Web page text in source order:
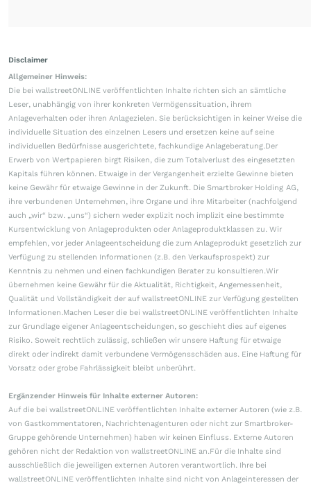
Disclaimer
Allgemeiner Hinweis:
Die bei wallstreetONLINE veröffentlichten Inhalte richten sich an sämtliche
Leser, unabhängig von ihrer konkreten Vermögenssituation, ihrem
Anlageverhalten oder ihren Anlagezielen. Sie berücksichtigen in keiner Weise die
individuelle Situation des einzelnen Lesers und ersetzen keine auf seine
individuellen Bedürfnisse ausgerichtete, fachkundige Anlageberatung.Der
Erwerb von Wertpapieren birgt Risiken, die zum Totalverlust des eingesetzten
Kapitals führen können. Etwaige in der Vergangenheit erzielte Gewinne bieten
keine Gewähr für etwaige Gewinne in der Zukunft. Die Smartbroker Holding AG,
ihre verbundenen Unternehmen, ihre Organe und ihre Mitarbeiter (nachfolgend
auch „wir“ bzw. „uns“) sichern weder explizit noch implizit eine bestimmte
Kursentwicklung von Anlageprodukten oder Anlageproduktklassen zu. Wir
empfehlen, vor jeder Anlageentscheidung die zum Anlageprodukt gesetzlich zur
Verfügung zu stellenden Informationen (z.B. den Verkaufsprospekt) zur
Kenntnis zu nehmen und einen fachkundigen Berater zu konsultieren.Wir
übernehmen keine Gewähr für die Aktualität, Richtigkeit, Angemessenheit,
Qualität und Vollständigkeit der auf wallstreetONLINE zur Verfügung gestellten
Informationen.Machen Leser die bei wallstreetONLINE veröffentlichten Inhalte
zur Grundlage eigener Anlageentscheidungen, so geschieht dies auf eigenes
Risiko. Soweit rechtlich zulässig, schließen wir unsere Haftung für etwaige
direkt oder indirekt damit verbundene Vermögensschäden aus. Eine Haftung für
Vorsatz oder grobe Fahrlässigkeit bleibt unberührt.
Ergänzender Hinweis für Inhalte externer Autoren:
Auf die bei wallstreetONLINE veröffentlichten Inhalte externer Autoren (wie z.B.
von Gastkommentatoren, Nachrichtenagenturen oder nicht zur Smartbroker-
Gruppe gehörende Unternehmen) haben wir keinen Einfluss. Externe Autoren
gehören nicht der Redaktion von wallstreetONLINE an.Für die Inhalte sind
ausschließlich die jeweiligen externen Autoren verantwortlich. Ihre bei
wallstreetONLINE veröffentlichten Inhalte sind nicht von Anlageinteressen der